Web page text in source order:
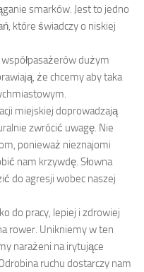
smarków. Jest to jedno
które świadczy o niskiej
dużym
że chcemy aby taka
miejskiej doprowadzają
zwrócić uwagę. Nie
ponieważ nieznajomi
nam krzywdę. Słowna
do agresji wobec naszej
do pracy, lepiej i zdrowiej
rower. Unikniemy w ten
narażeni na irytujące
ruchu dostarczy nam